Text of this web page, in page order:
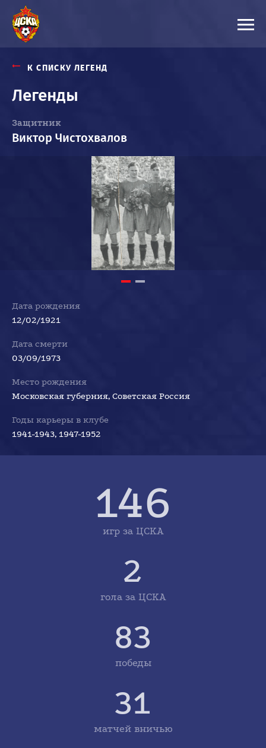
К СПИСКУ ЛЕГЕНД
Легенды
Защитник
Виктор Чистохвалов
Дата рождения
12/02/1921
Дата смерти
03/09/1973
Место рождения
Московская губерния, Советская Россия
Годы карьеры в клубе
1941-1943, 1947-1952
146
игр за ЦСКА
2
гола за ЦСКА
83
победы
31
матчей вничью